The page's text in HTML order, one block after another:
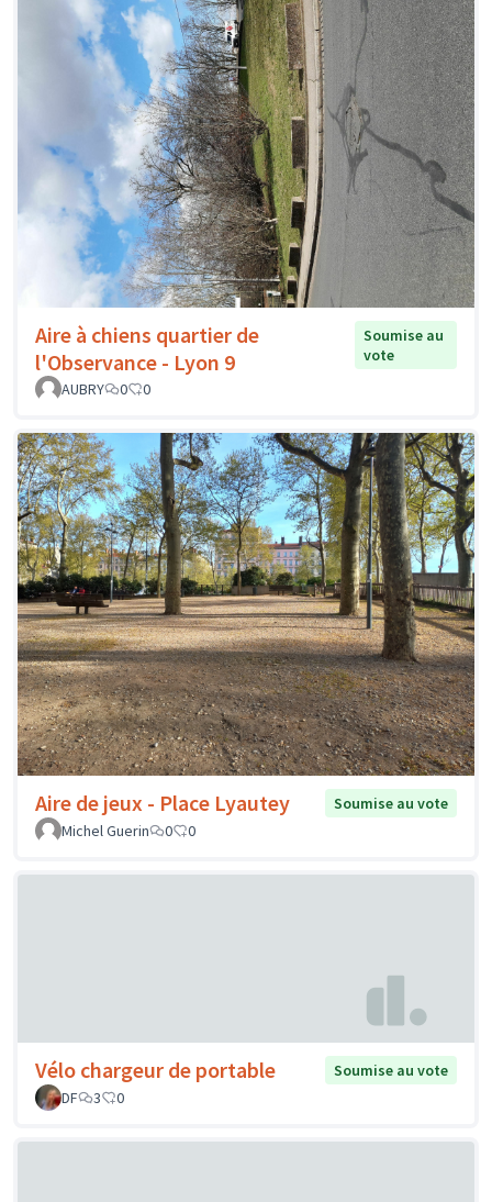
Aire à chiens quartier de
l'Observance - Lyon 9
Soumise au
vote
AUBRY
0 0
Aire de jeux - Place Lyautey
Soumise au vote
Michel Guerin
0 0
Vélo chargeur de portable
Soumise au vote
DF
3 0